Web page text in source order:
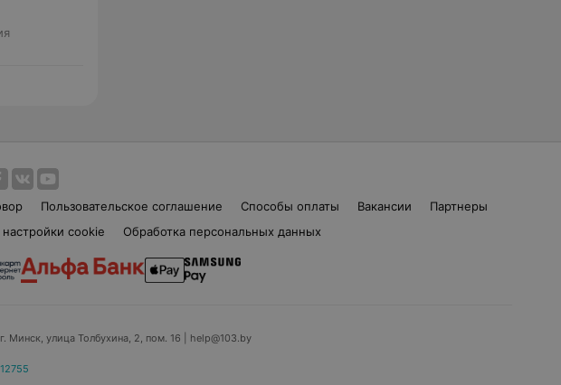
Пользовательское соглашение Способы оплаты Вакансии
Партнеры
cookie Обработка персональных данных
Минск, улица Толбухина, 2, пом. 16 | help@103.by